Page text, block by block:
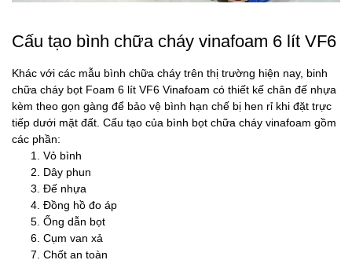
Cấu tạo bình chữa cháy vinafoam 6 lít VF6
Khác với các mẫu bình chữa cháy trên thị trường hiện nay, binh
chữa cháy bọt Foam 6 lít VF6 Vinafoam có thiết kế chân đế nhựa
kèm theo gọn gàng để bảo vệ bình hạn chế bị hen rỉ khi đặt trực
tiếp dưới mặt đất. Cấu tạo của bình bọt chữa cháy vinafoam gồm
các phần:
Vỏ bình
Dây phun
Đế nhựa
Đồng hồ đo áp
Ống dẫn bọt
Cụm van xả
Chốt an toàn